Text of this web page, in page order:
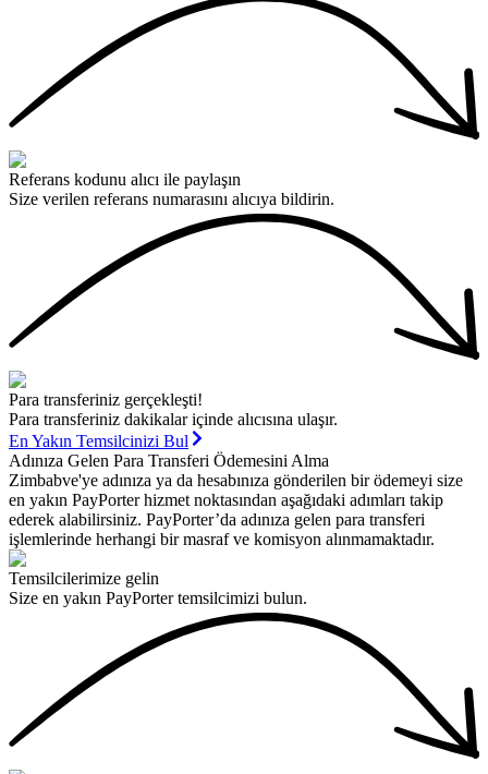
Referans kodunu alıcı ile paylaşın
Size verilen referans numarasını alıcıya bildirin.
Para transferiniz gerçekleşti!
Para transferiniz dakikalar içinde alıcısına ulaşır.
En Yakın Temsilcinizi Bul
Adınıza Gelen Para Transferi Ödemesini Alma
Zimbabve'ye adınıza ya da hesabınıza gönderilen bir ödemeyi size
en yakın PayPorter hizmet noktasından aşağıdaki adımları takip
ederek alabilirsiniz. PayPorter’da adınıza gelen para transferi
işlemlerinde herhangi bir masraf ve komisyon alınmamaktadır.
Temsilcilerimize gelin
Size en yakın PayPorter temsilcimizi bulun.